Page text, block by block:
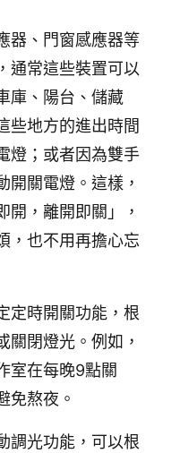
器、門窗感應器等
通常這些裝置可以
庫、陽台、儲藏
些地方的進出時間
燈；或者因為雙手
開關電燈。這樣，
開，離開即關」，
，也不用再擔心忘
定時開關功能，根
關閉燈光。例如，
室在每晚9點關
免熬夜。
調光功能，可以根